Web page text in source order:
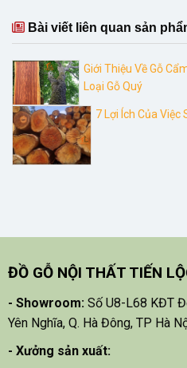
Bài viết liên quan sản
Giới Thiệu Về Gỗ
Loại Gỗ Quý
7 Lợi Ích Của Việc
ĐỒ GỖ NỘI THẤT TIẾN
- Showroom: Số U8-L68 KĐT
Yên Nghĩa, Q. Hà Đông, TP Hà
- Xưởng sản xuất: